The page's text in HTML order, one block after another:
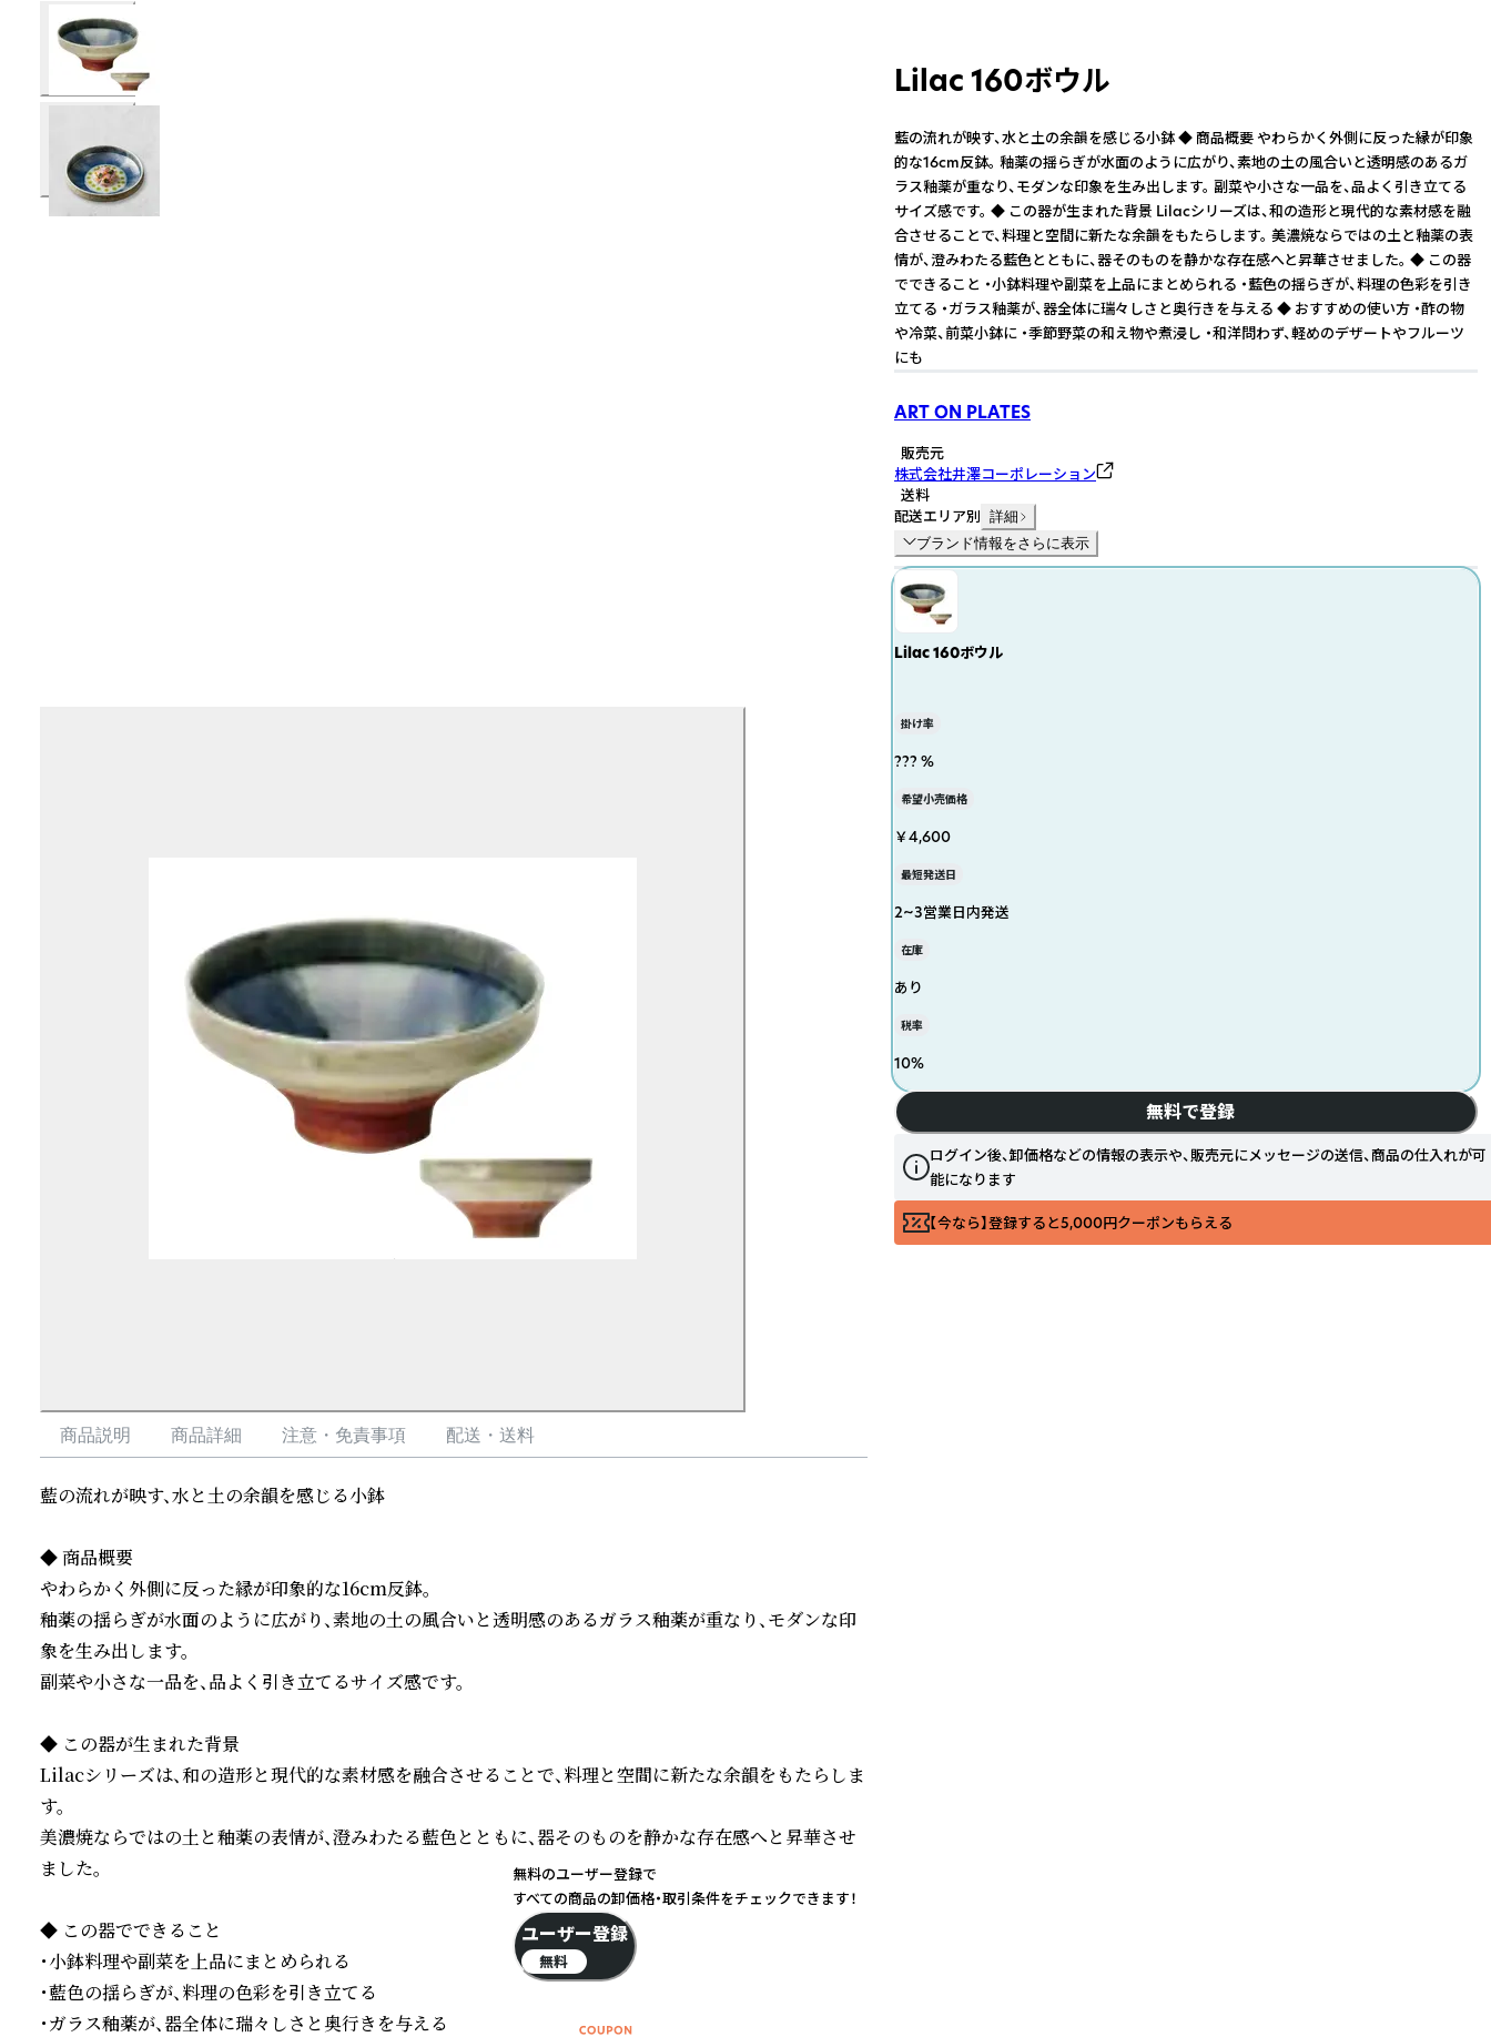
商品説明 商品詳細 注意・免責事項 配送・送料
藍の流れが映す、水と土の余韻を感じる小鉢
◆ 商品概要
やわらかく外側に反った縁が印象的な16cm反鉢。
釉薬の揺らぎが水面のように広がり、素地の土の風合いと透明感のあるガラス釉薬が重なり、モダンな印
象を生み出します。
副菜や小さな一品を、品よく引き立てるサイズ感です。
◆ この器が生まれた背景
Lilacシリーズは、和の造形と現代的な素材感を融合させることで、料理と空間に新たな余韻をもたらしま
す。
美濃焼ならではの土と釉薬の表情が、澄みわたる藍色とともに、器そのものを静かな存在感へと昇華させ
ました。
◆ この器でできること
・小鉢料理や副菜を上品にまとめられる
・藍色の揺らぎが、料理の色彩を引き立てる
・ガラス釉薬が、器全体に瑞々しさと奥行きを与える
Lilac 160ボウル
藍の流れが映す、水と土の余韻を感じる小鉢 ◆ 商品概要 やわらかく外側に反った縁が印象
的な16cm反鉢。 釉薬の揺らぎが水面のように広がり、素地の土の風合いと透明感のあるガ
ラス釉薬が重なり、モダンな印象を生み出します。 副菜や小さな一品を、品よく引き立てる
サイズ感です。 ◆ この器が生まれた背景 Lilacシリーズは、和の造形と現代的な素材感を融
合させることで、料理と空間に新たな余韻をもたらします。 美濃焼ならではの土と釉薬の表
情が、澄みわたる藍色とともに、器そのものを静かな存在感へと昇華させました。 ◆ この器
でできること ・小鉢料理や副菜を上品にまとめられる ・藍色の揺らぎが、料理の色彩を引き
立てる ・ガラス釉薬が、器全体に瑞々しさと奥行きを与える ◆ おすすめの使い方 ・酢の物
や冷菜、前菜小鉢に ・季節野菜の和え物や煮浸し ・和洋問わず、軽めのデザートやフルーツ
にも
ART ON PLATES
販売元
株式会社井澤コーポレーション
送料
配送エリア別 詳細
ブランド情報をさらに表示
Lilac 160ボウル
掛け率
??? %
希望小売価格
￥4,600
最短発送日
2~3営業日内発送
在庫
あり
税率
10%
無料で登録
ログイン後、卸価格などの情報の表示や、販売元にメッセージの送信、商品の仕入れが可
能になります
【今なら】登録すると5,000円クーポンもらえる
無料のユーザー登録で
すべての商品の卸価格・取引条件をチェックできます！
ユーザー登録
無料